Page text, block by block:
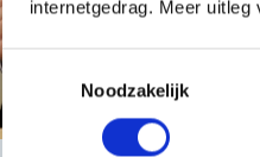
internetgedrag. Meer uitleg
Toestemmingsselectie
Noodzakelijk